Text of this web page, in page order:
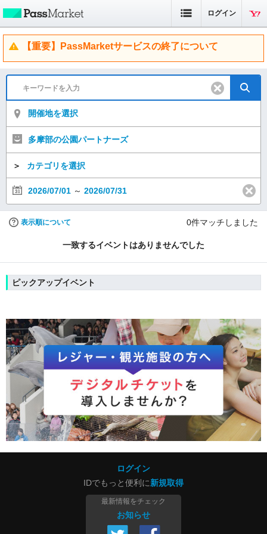
ログイン
【重要】PassMarketサービスの終了について
開催地を選択
多摩部の公園パートナーズ
＞ カテゴリを選択
2026/07/01 ～ 2026/07/31
表示順について 0件マッチしました
一致するイベントはありませんでした
ピックアップイベント
ログイン
IDでもっと便利に新規取得
最新情報をチェック
お知らせ